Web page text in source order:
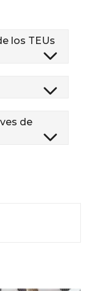
los TEUs
de